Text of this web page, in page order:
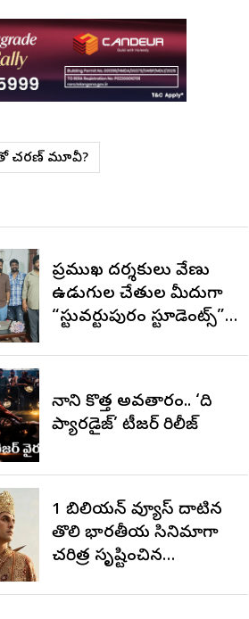
చ‌ర‌ణ్ మూవీ?
ప్రముఖ దర్శకులు వేణు
ఉడుగుల చేతుల మీదుగా
“స్టువర్టుపురం స్టూడెంట్స్”
నాని కొత్త అవతారం.. ‘ది
ప్యారడైజ్’ టీజర్ రిలీజ్
1 బిలియన్ వ్యూస్ దాటిన
తొలి భారతీయ సినిమాగా
చరిత్ర సృష్టించిన